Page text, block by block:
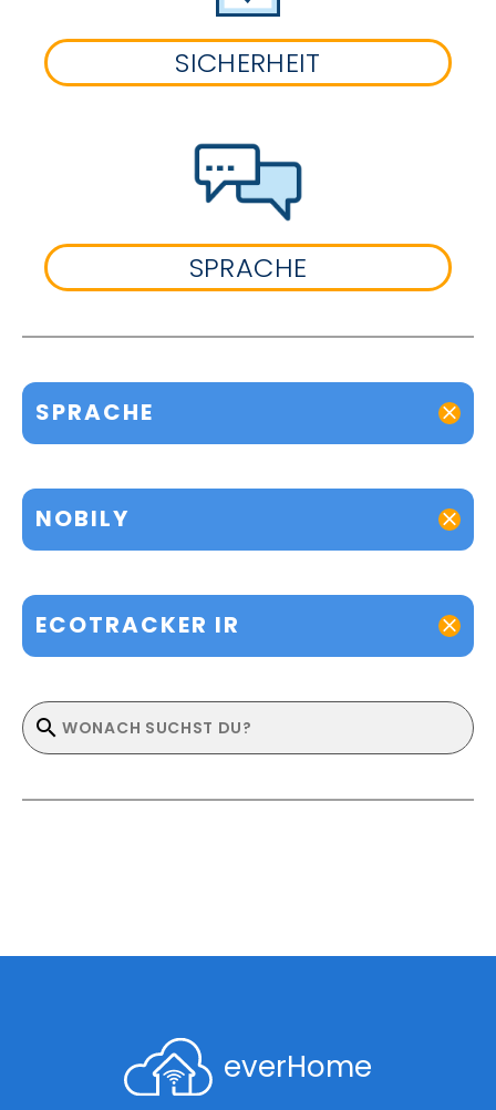
SICHERHEIT
SPRACHE
SPRACHE
NOBILY
ECOTRACKER IR
everHome